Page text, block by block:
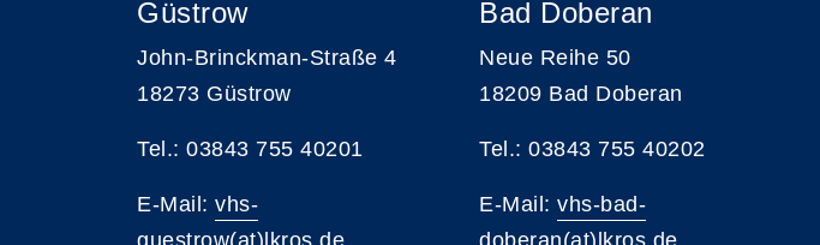
Güstrow
John-Brinckman-Straße 4
18273 Güstrow
Tel.: 03843 755 40201
E-Mail: vhs-
guestrow(at)lkros.de
Bad Doberan
Neue Reihe 50
18209 Bad Doberan
Tel.: 03843 755 40202
E-Mail: vhs-bad-
doberan(at)lkros.de